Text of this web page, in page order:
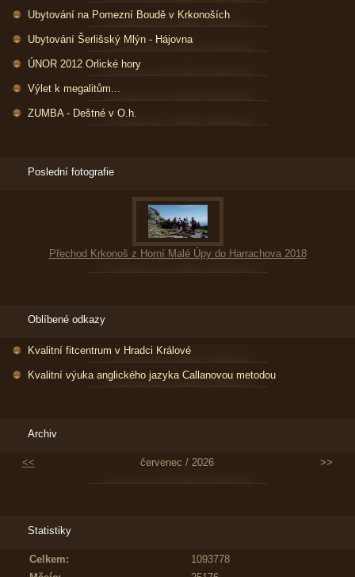
Ubytování na Pomezní Boudě v Krkonoších
Ubytování Šerlišský Mlýn - Hájovna
ÚNOR 2012 Orlické hory
Výlet k megalitům...
ZUMBA - Deštné v O.h.
Poslední fotografie
Přechod Krkonoš z Horní Malé Úpy do Harrachova 2018
Oblíbené odkazy
Kvalitní fitcentrum v Hradci Králové
Kvalitní výuka anglického jazyka Callanovou metodou
Archiv
<< červenec / 2026 >>
Statistiky
Celkem:
1093778